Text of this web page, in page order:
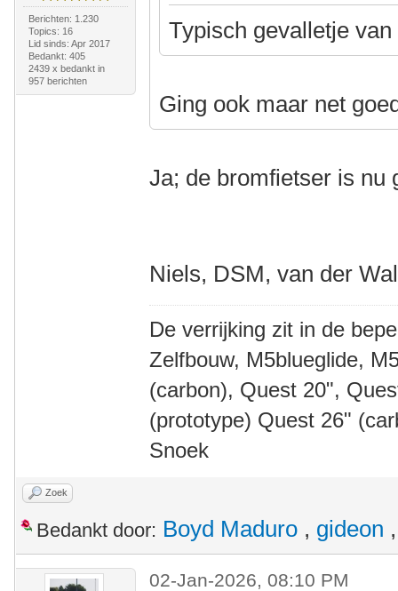
Berichten: 1.230
Topics: 16
Lid sinds: Apr 2017
Bedankt: 405
2439 x bedankt in
957 berichten
Typisch gevalletje
Ging ook maar net
Ja; de bromfietser is nu
Niels, DSM, van der Wal
De verrijking zit in de
Zelfbouw, M5blueglide,
(carbon), Quest 20",
(prototype) Quest 26"
Snoek
Zoek
Bedankt door: Boyd Maduro , gideon
02-Jan-2026, 08:10 PM